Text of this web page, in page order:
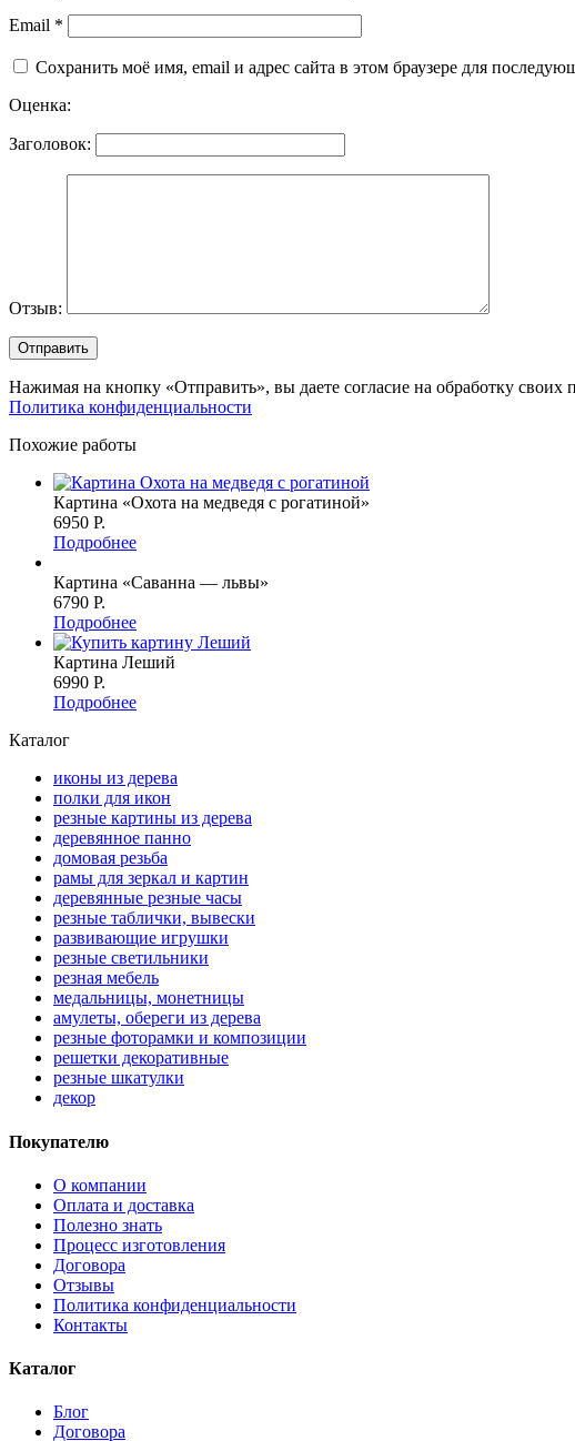
Email *
Сохранить моё имя, email и адрес сайта в этом браузере для
Оценка:
Заголовок:
Отзыв:
Нажимая на кнопку «Отправить», вы даете согласие на обработку своих
Политика конфиденциальности
Похожие работы
Картина «Охота на медведя с рогатиной»
6950 P.
Подробнее
Картина «Саванна — львы»
6790 P.
Подробнее
Картина Леший
6990 P.
Подробнее
Каталог
иконы из дерева
полки для икон
резные картины из дерева
деревянное панно
домовая резьба
рамы для зеркал и картин
деревянные резные часы
резные таблички, вывески
развивающие игрушки
резные светильники
резная мебель
медальницы, монетницы
амулеты, обереги из дерева
резные фоторамки и композиции
решетки декоративные
резные шкатулки
декор
Покупателю
О компании
Оплата и доставка
Полезно знать
Процесс изготовления
Договора
Отзывы
Политика конфиденциальности
Контакты
Каталог
Блог
Договора